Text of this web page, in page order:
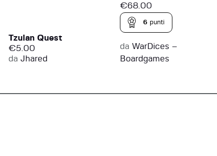
Tzulan Quest
€5.00
daJhared
€68.00
6 punti
da WarDices –
Boardgames